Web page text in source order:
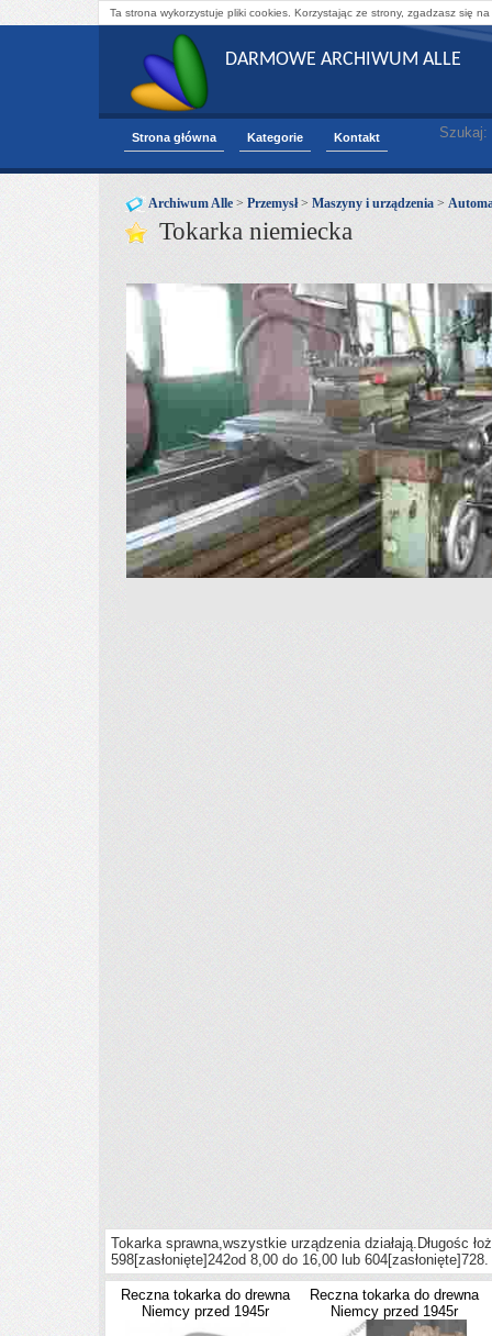
Ta strona wykorzystuje pliki cookies. Korzystając ze strony, zgadzasz się
DARMOWE ARCHIWUM ALLE
Strona główna Kategorie Kontakt Szukaj:
Archiwum Alle > Przemysł> Maszyny i urządzenia >
Tokarka niemiecka
Tokarka sprawna,wszystkie urządzenia działają.Długośc
598[zasłonięte]242od 8,00 do 16,00 lub 604[zasłonięte]728.
Reczna tokarka do drewna
Niemcy przed 1945r
Reczna tokarka do drewna
Niemcy przed 1945r